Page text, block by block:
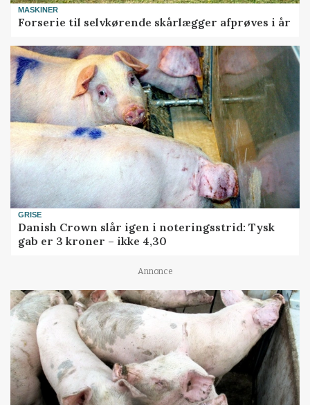
MASKINER
Forserie til selvkørende skårlægger afprøves i år
GRISE
Danish Crown slår igen i noteringsstrid: Tysk
gab er 3 kroner – ikke 4,30
Annonce